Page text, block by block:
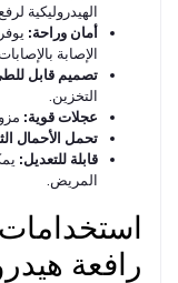
الهيدروليكية
أمان وراحة:
الإصابة
تصميم قابل
التخزين.
عجلات قوية:
تحمل الأحمال
قابلة للتعديل:
المريض.
رافعة